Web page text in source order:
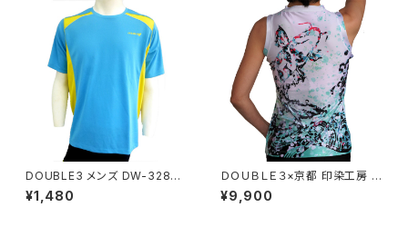
DOUBLE3 メンズ DW-3280
ランニングTシャツ ライトブルー
¥1,480
ＤＯＵＢＬＥ３×京都 印染工房 ス
ギシタ WOMEN 鯉 DW5313KI
日本製 ランニングノースリーブ
¥9,900